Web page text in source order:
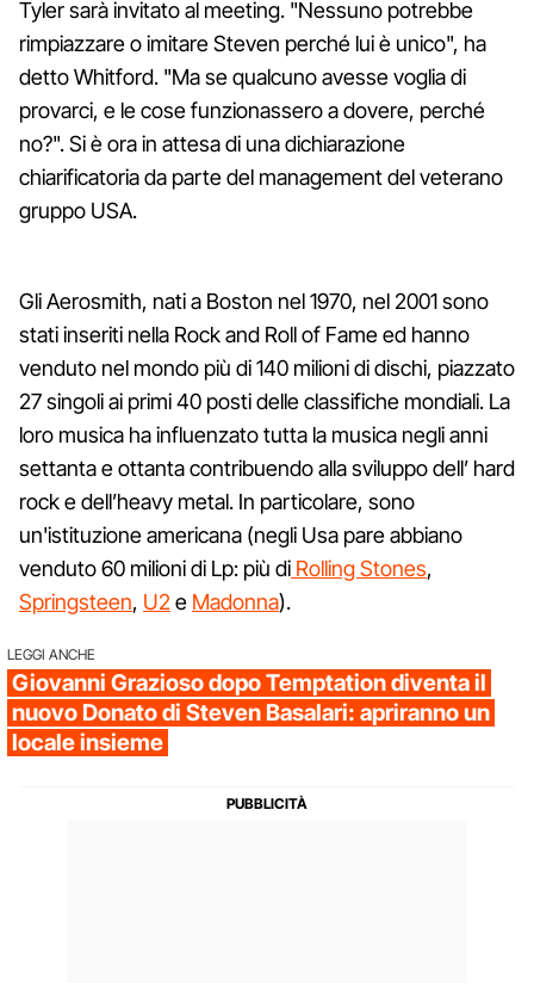
Tyler sarà invitato al meeting. "Nessuno potrebbe
rimpiazzare o imitare Steven perché lui è unico", ha
detto Whitford. "Ma se qualcuno avesse voglia di
provarci, e le cose funzionassero a dovere, perché
no?". Si è ora in attesa di una dichiarazione
chiarificatoria da parte del management del veterano
gruppo USA.
Gli Aerosmith, nati a Boston nel 1970, nel 2001 sono
stati inseriti nella Rock and Roll of Fame ed hanno
venduto nel mondo più di 140 milioni di dischi, piazzato
27 singoli ai primi 40 posti delle classifiche mondiali. La
loro musica ha influenzato tutta la musica negli anni
settanta e ottanta contribuendo alla sviluppo dell’ hard
rock e dell’heavy metal. In particolare, sono
un'istituzione americana (negli Usa pare abbiano
venduto 60 milioni di Lp: più di Rolling Stones,
Springsteen, U2 e Madonna).
LEGGI ANCHE
Giovanni Grazioso dopo Temptation diventa il
nuovo Donato di Steven Basalari: apriranno un
locale insieme